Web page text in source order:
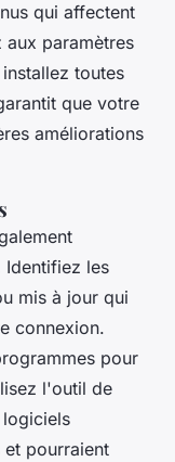
qui affectent
paramètres
toutes
que votre
améliorations
Identifiez les
mis à jour qui
connexion.
pour
l'outil de
et pourraient